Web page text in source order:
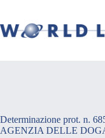
Determinazione prot. n.
AGENZIA DELLE